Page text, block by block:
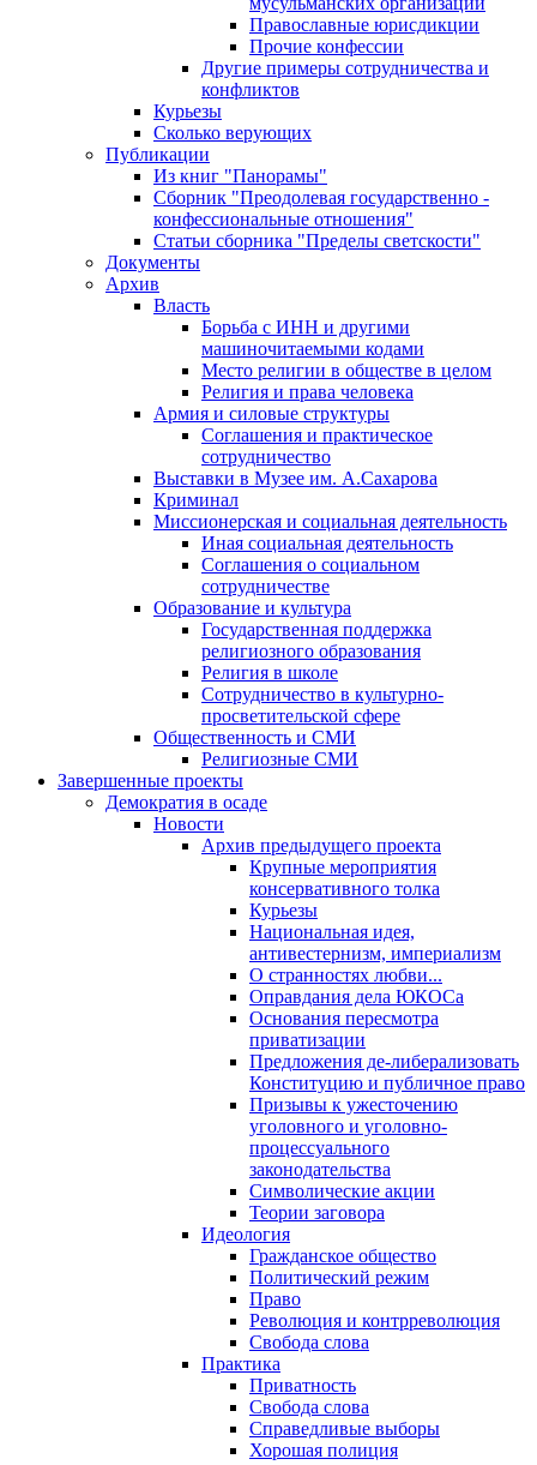
Православные юрисдикции
Прочие конфессии
Другие примеры сотрудничества и
конфликтов
Курьезы
Сколько верующих
Публикации
Из книг "Панорамы"
Сборник "Преодолевая государственно -
конфессиональные отношения"
Статьи сборника "Пределы светскости"
Документы
Архив
Власть
Борьба с ИНН и другими
машиночитаемыми кодами
Место религии в обществе в целом
Религия и права человека
Армия и силовые структуры
Соглашения и практическое
сотрудничество
Выставки в Музее им. А.Сахарова
Криминал
Миссионерская и социальная деятельность
Иная социальная деятельность
Соглашения о социальном
сотрудничестве
Образование и культура
Государственная поддержка
религиозного образования
Религия в школе
Сотрудничество в культурно-
просветительской сфере
Общественность и СМИ
Религиозные СМИ
Завершенные проекты
Демократия в осаде
Новости
Архив предыдущего проекта
Крупные мероприятия
консервативного толка
Курьезы
Национальная идея,
антивестернизм, империализм
О странностях любви...
Оправдания дела ЮКОСа
Основания пересмотра
приватизации
Предложения де-либерализовать
Конституцию и публичное право
Призывы к ужесточению
уголовного и уголовно-
процессуального
законодательства
Символические акции
Теории заговора
Идеология
Гражданское общество
Политический режим
Право
Революция и контрреволюция
Свобода слова
Практика
Приватность
Свобода слова
Справедливые выборы
Хорошая полиция